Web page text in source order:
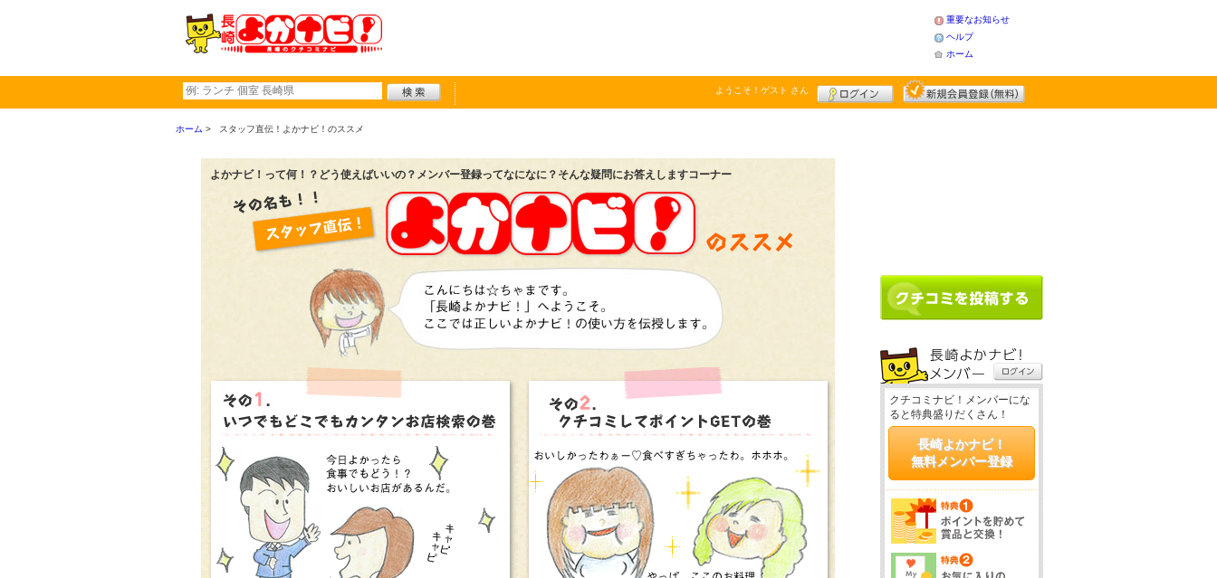
重要なお知らせ
ヘルプ
ホーム
ようこそ！ ゲスト さん
ホーム スタッフ直伝！よかナビ！のススメ
よかナビ！って何！？どう使えばいいの？メンバー登録ってなになに？そんな疑問にお答えしますコーナー
クチコミナビ！メンバーにな
ると特典盛りだくさん！
長崎よかナビ！
無料メンバー登録